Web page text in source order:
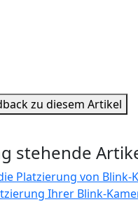
zu diesem Artikel
stehende
Platzierung von Blink-
Ihrer Blink-